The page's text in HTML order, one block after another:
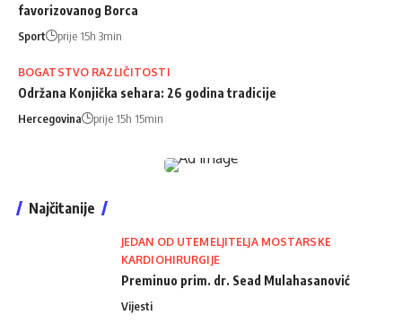
favorizovanog Borca
Sport prije 15h 3min
BOGATSTVO RAZLIČITOSTI
Održana Konjička sehara: 26 godina tradicije
Hercegovina prije 15h 15min
Najčitanije
JEDAN OD UTEMELJITELJA MOSTARSKE
KARDIOHIRURGIJE
Preminuo prim. dr. Sead Mulahasanović
Vijesti